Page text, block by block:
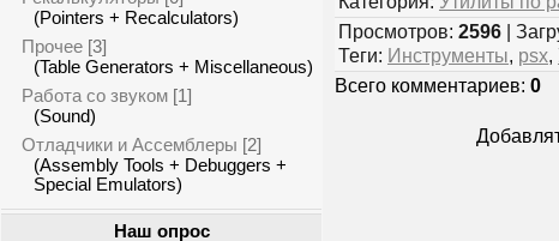
(Pointers + Recalculators)
Прочее [3]
(Table Generators + Miscellaneous)
Работа со звуком [1]
(Sound)
Отладчики и Ассемблеры [2]
(Assembly Tools + Debuggers +
Special Emulators)
Наш опрос
Просмотров: 2596 |
Теги: Инструменты, psx,
Всего комментариев: 0